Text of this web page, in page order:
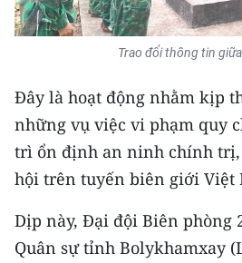
Ảnh
TIN MỚI
TIN ĐỊA PHƯƠNG
Đồng bằng sông Hồng
Trao đổi thông tin
Đây là hoạt động nhằm kịp
những vụ việc vi phạm quy
trì ổn định an ninh chính
hội trên tuyến biên giới Việt
Dịp này, Đại đội Biên phòng
Quân sự tỉnh Bolykhamxay